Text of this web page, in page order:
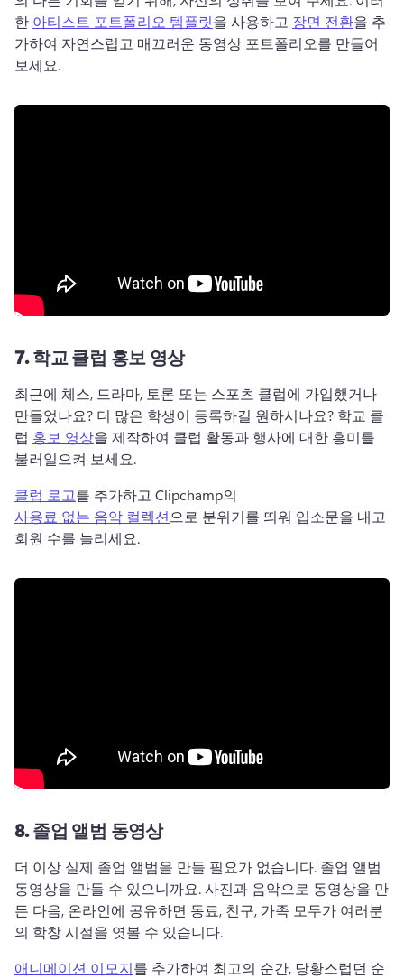
한 아티스트 포트폴리오 템플릿을 사용하고 장면 전환을 추
가하여 자연스럽고 매끄러운 동영상 포트폴리오를 만들어
보세요.
7.학교 클럽 홍보 영상
최근에 체스, 드라마, 토론 또는 스포츠 클럽에 가입했거나
만들었나요? 더 많은 학생이 등록하길 원하시나요? 학교 클
럽 홍보 영상을 제작하여 클럽 활동과 행사에 대한 흥미를
불러일으켜 보세요.
클럽 로고를 추가하고 Clipchamp의
사용료 없는 음악 컬렉션으로 분위기를 띄워 입소문을 내고
회원 수를 늘리세요.
8.졸업 앨범 동영상
더 이상 실제 졸업 앨범을 만들 필요가 없습니다. 졸업 앨범
동영상을 만들 수 있으니까요. 사진과 음악으로 동영상을 만
든 다음, 온라인에 공유하면 동료, 친구, 가족 모두가 여러분
의 학창 시절을 엿볼 수 있습니다.
애니메이션 이모지를 추가하여 최고의 순간, 당황스럽던 순